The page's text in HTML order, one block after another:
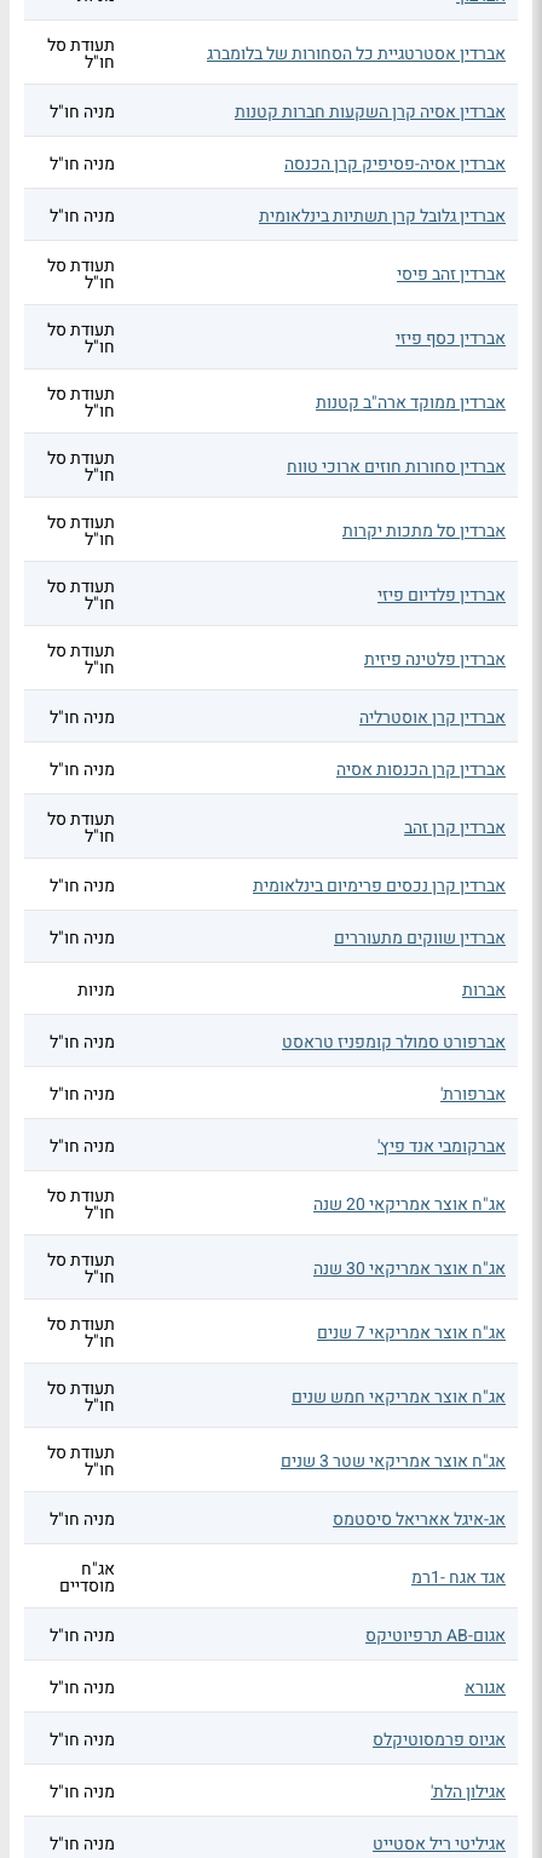
אברדין אסטרטגיית כל הסחורות של בלומברג תעודת סל
חו"ל
אברדין אסיה קרן השקעות חברות קטנות
מניה חו"ל
אברדין אסיה-פסיפיק קרן הכנסה מניה חו"ל
אברדין גלובל קרן תשתיות בינלאומית מניה חו"ל
אברדין זהב פיסי תעודת סל
חו"ל
אברדין כסף פיזי תעודת סל
חו"ל
אברדין ממוקד ארה"ב קטנות תעודת סל
חו"ל
אברדין סחורות חוזים ארוכי טווח תעודת סל
חו"ל
אברדין סל מתכות יקרות תעודת סל
חו"ל
אברדין פלדיום פיזי תעודת סל
חו"ל
אברדין פלטינה פיזית תעודת סל
חו"ל
אברדין קרן אוסטרליה
מניה חו"ל
אברדין קרן הכנסות אסיה מניה חו"ל
אברדין קרן זהב תעודת סל
חו"ל
אברדין קרן נכסים פרימיום בינלאומית
מניה חו"ל
אברדין שווקים מתעוררים מניה חו"ל
אברות מניות
אברפורט סמולר קומפניז טראסט מניה חו"ל
אברפורת' מניה חו"ל
אברקומבי אנד פיץ' מניה חו"ל
אג"ח אוצר אמריקאי 20 שנה תעודת סל
חו"ל
אג"ח אוצר אמריקאי 30 שנה תעודת סל
חו"ל
אג"ח אוצר אמריקאי 7 שנים תעודת סל
חו"ל
אג"ח אוצר אמריקאי חמש שנים תעודת סל
חו"ל
אג"ח אוצר אמריקאי שטר 3 שנים תעודת סל
חו"ל
אג-איגל אאריאל סיסטמס
מניה חו"ל
אגד אגח -1רמ אג"ח
מוסדיים
אגום-AB תרפיוטיקס
מניה חו"ל
אגורא מניה חו"ל
אגיוס פרמסוטיקלס מניה חו"ל
אגילון הלת' מניה חו"ל
אגיליטי ריל אסטייט מניה חו"ל